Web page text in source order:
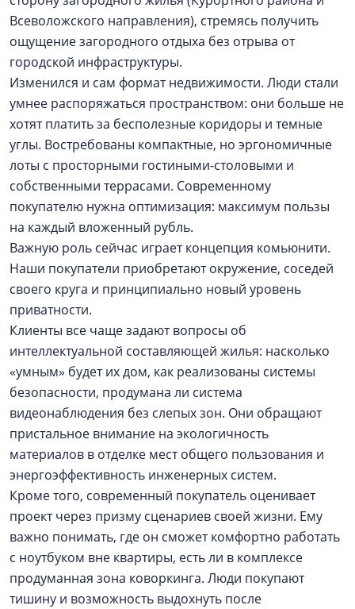
Всеволожского направления), стремясь получить
ощущение загородного отдыха без отрыва от
городской инфраструктуры.
Изменился и сам формат недвижимости. Люди стали
умнее распоряжаться пространством: они больше не
хотят платить за бесполезные коридоры и темные
углы. Востребованы компактные, но эргономичные
лоты с просторными гостиными-столовыми и
собственными террасами. Современному
покупателю нужна оптимизация: максимум пользы
на каждый вложенный рубль.
Важную роль сейчас играет концепция комьюнити.
Наши покупатели приобретают окружение, соседей
своего круга и принципиально новый уровень
приватности.
Клиенты все чаще задают вопросы об
интеллектуальной составляющей жилья: насколько
«умным» будет их дом, как реализованы системы
безопасности, продумана ли система
видеонаблюдения без слепых зон. Они обращают
пристальное внимание на экологичность
материалов в отделке мест общего пользования и
энергоэффективность инженерных систем.
Кроме того, современный покупатель оценивает
проект через призму сценариев своей жизни. Ему
важно понимать, где он сможет комфортно работать
с ноутбуком вне квартиры, есть ли в комплексе
продуманная зона коворкинга. Люди покупают
тишину и возможность выдохнуть после